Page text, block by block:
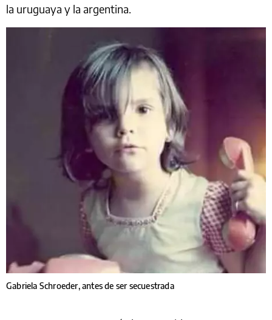
la uruguaya y la argentina.
Gabriela Schroeder, antes de ser secuestrada